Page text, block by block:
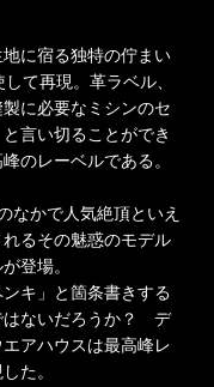
地に宿る独特の佇まい
て再現。革ラベル、
に必要なミシンのセ
言い切ることができ
のレーベルである。
なかで人気絶頂といえ
るその魅惑のモデル
登場。
キ」と箇条書きする
はないだろうか？ デ
アハウスは最高峰レ
た。